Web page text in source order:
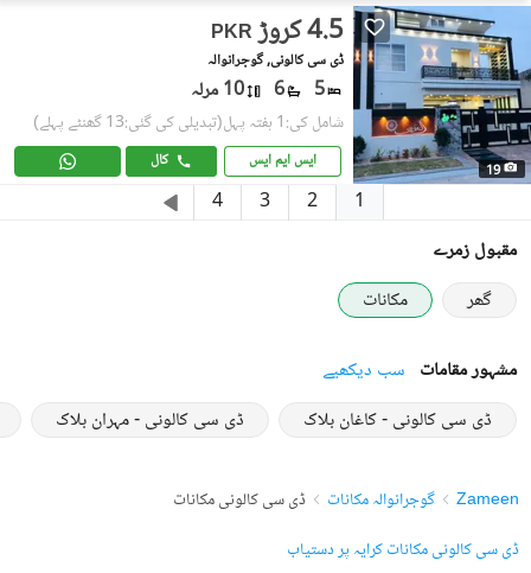
19
PKR 4.5 کروڑ
ڈی سی کالونی, گوجرانوالہ
5
6 10 مرلہ
شامل کی:1 ہفتہ پہل (تبدیلی کی گئی:13 گھنٹے پہلے)
ایس ایم ایس کال
1
2
3
4
مقبول زمرے
گھر
مکانات
مشہور مقامات سب دیکھیے
ڈی سی کالونی - کاغان بلاک
ڈی سی کالونی - مہران بلاک
Zameen گوجرانوالہ مکانات
ڈی سی کالونی مکانات
ڈی سی کالونی مکانات کرایہ پر دستیاب